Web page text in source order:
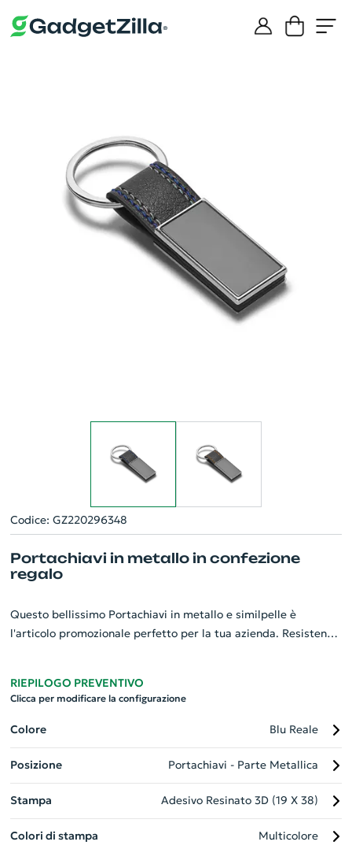
Codice: GZ220296348
Portachiavi in metallo in confezione
regalo
Questo bellissimo Portachiavi in metallo e similpelle è
l'articolo promozionale perfetto per la tua azienda. Resistente
tocco di eleganza. Il portachiavi viene fornito in una confezione
donato. Un gadget unico e personalizzabile che darà un tocco
di classe alla tua immagine aziendale.
RIEPILOGO PREVENTIVO
Clicca per modificare la configurazione
Colore Blu Reale
Posizione Portachiavi - Parte Metallica
Stampa Adesivo Resinato 3D (19 X 38)
Colori di stampa Multicolore